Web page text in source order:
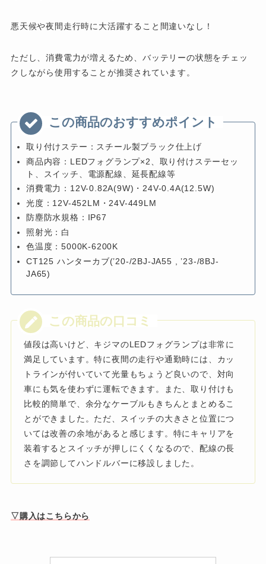
悪天候や夜間走行時に大活躍すること間違いなし！
ただし、消費電力が増えるため、バッテリーの状態をチェッ
クしながら使用することが推奨されています。
取り付けステー：スチール製ブラック仕上げ
商品内容：LEDフォグランプ×2、取り付けステーセッ
ト、スイッチ、電源配線、延長配線等
消費電力：12V-0.82A(9W)・24V-0.4A(12.5W)
光度：12V-452LM・24V-449LM
防塵防水規格：IP67
照射光：白
色温度：5000K-6200K
CT125 ハンターカブ(’20-/2BJ-JA55 , ’23-/8BJ-
JA65)
値段は高いけど、キジマのLEDフォグランプは非常に
満足しています。特に夜間の走行や通勤時には、カッ
トラインが付いていて光量もちょうど良いので、対向
車にも気を使わずに運転できます。また、取り付けも
比較的簡単で、余分なケーブルもきちんとまとめるこ
とができました。ただ、スイッチの大きさと位置につ
いては改善の余地があると感じます。特にキャリアを
装着するとスイッチが押しにくくなるので、配線の長
さを調節してハンドルバーに移設しました。
▽購入はこちらから